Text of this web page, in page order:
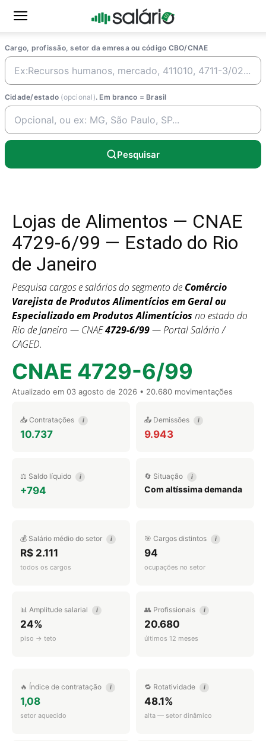
Cargo, profissão, setor da emresa ou código CBO/CNAE
Cidade/estado (opcional). Em branco = Brasil
Pesquisar
Lojas de Alimentos — CNAE
4729-6/99 — Estado do Rio
de Janeiro
Pesquisa cargos e salários do segmento de Comércio
Varejista de Produtos Alimentícios em Geral ou
Especializado em Produtos Alimentícios no estado do
Rio de Janeiro — CNAE4729-6/99— Portal Salário /
CAGED.
CNAE 4729-6/99
Atualizado em 03 agosto de 2026 • 20.680 movimentações
📥 Contratações i
10.737
📤 Demissões i
9.943
⚖️ Saldo líquido i
+794
🔄 Situação i
Com altíssima demanda
💰 Salário médio do setor i
R$ 2.111
todos os cargos
🎯 Cargos distintos i
94
ocupações no setor
📊 Amplitude salarial i
24%
piso → teto
👥 Profissionais i
20.680
últimos 12 meses
🔥 Índice de contratação i
1,08
setor aquecido
🔁 Rotatividade i
48.1%
alta — setor dinâmico